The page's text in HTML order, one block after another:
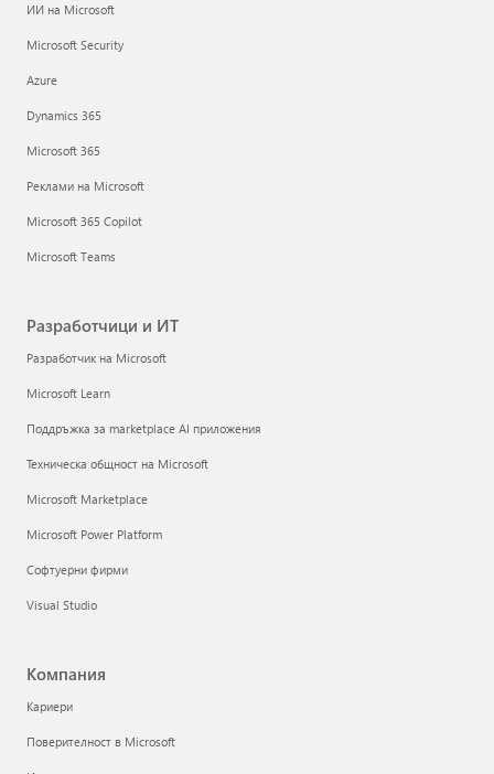
ИИ на Microsoft
Microsoft Security
Azure
Dynamics 365
Microsoft 365
Реклами на Microsoft
Microsoft 365 Copilot
Microsoft Teams
Разработчици и ИТ
Разработчик на Microsoft
Microsoft Learn
Поддръжка за marketplace AI приложения
Техническа общност на Microsoft
Microsoft Marketplace
Microsoft Power Platform
Софтуерни фирми
Visual Studio
Компания
Кариери
Поверителност в Microsoft